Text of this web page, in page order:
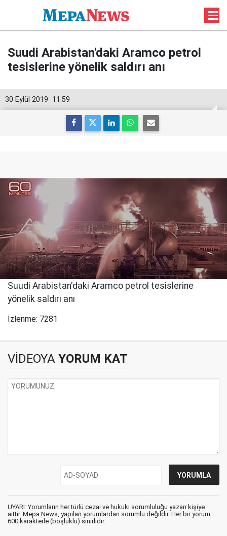
Suudi Arabistan'daki Aramco petrol
tesislerine yönelik saldırı anı
11:59
30 Eylül 2019
Suudi Arabistan'daki Aramco petrol tesislerine
yönelik saldırı anı
İzlenme: 7281
VİDEOYA YORUM KAT
UYARI: Yorumların her türlü cezai ve hukuki sorumluluğu yazan kişiye
aittir. Mepa News, yapılan yorumlardan sorumlu değildir. Her bir yorum
600 karakterle (boşluklu) sınırlıdır.